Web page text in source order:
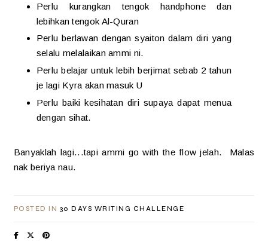
Perlu kurangkan tengok handphone dan
lebihkan tengok Al-Quran
Perlu berlawan dengan syaiton dalam diri yang
selalu melalaikan ammi ni.
Perlu belajar untuk lebih berjimat sebab 2 tahun
je lagi Kyra akan masuk U
Perlu baiki kesihatan diri supaya dapat menua
dengan sihat.
Banyaklah lagi...tapi ammi go with the flow jelah. Malas
nak beriya nau.
POSTED IN 30 DAYS WRITING CHALLENGE